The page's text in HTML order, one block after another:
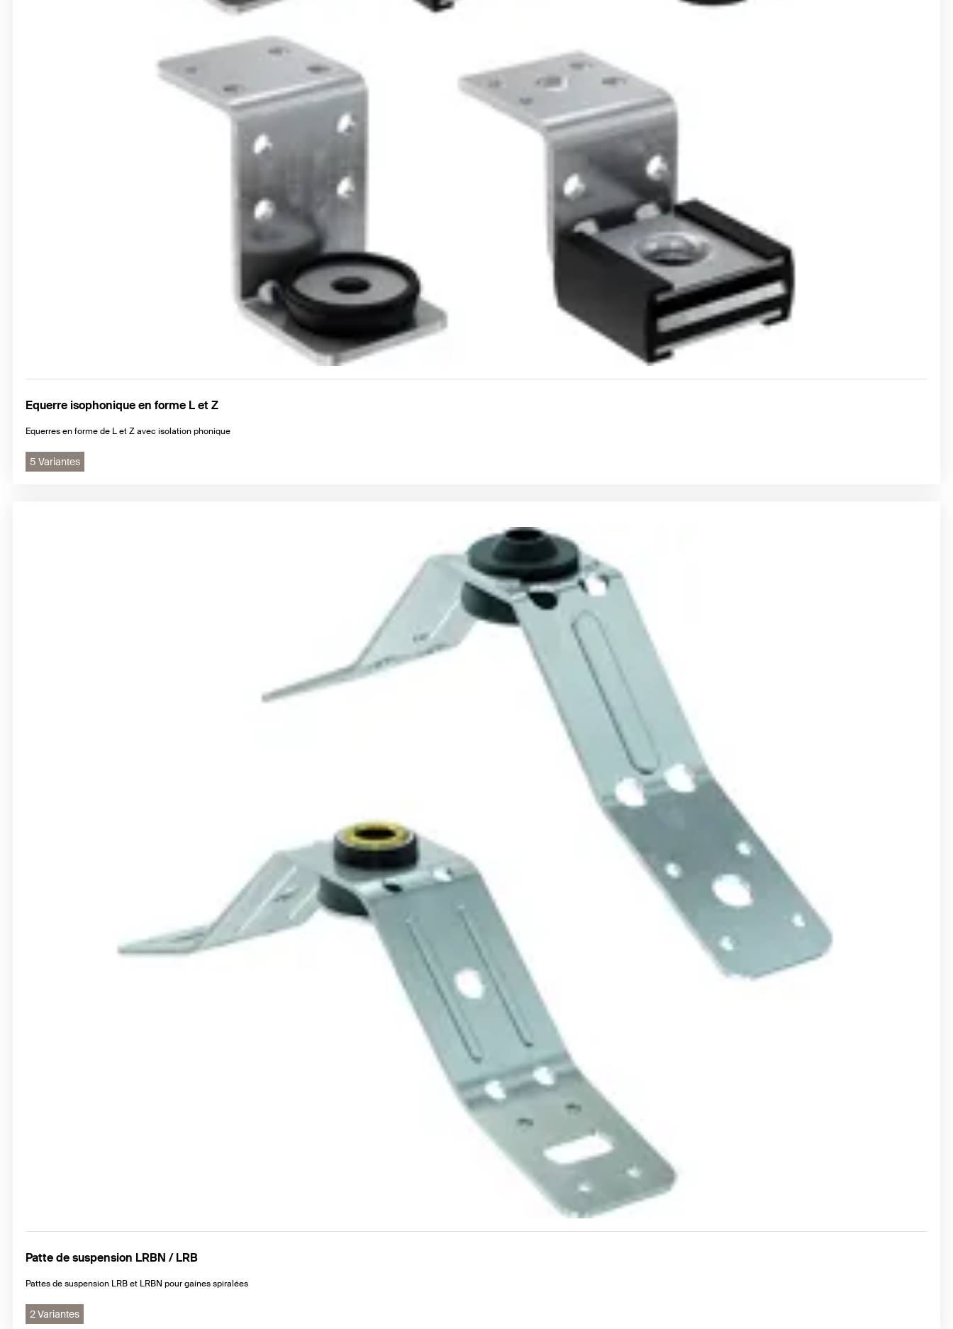
Equerre isophonique en forme L et Z
Equerres en forme de L et Z avec isolation phonique
5 Variantes
Patte de suspension LRBN / LRB
Pattes de suspension LRB et LRBN pour gaines spiralées
2 Variantes